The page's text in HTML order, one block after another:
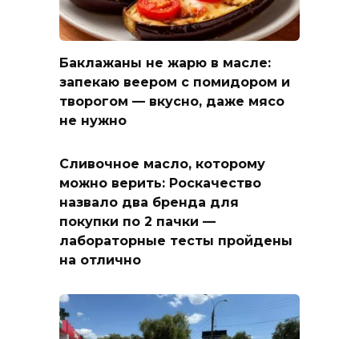
Баклажаны не жарю в масле:
запекаю веером с помидором и
творогом — вкусно, даже мясо
не нужно
Сливочное масло, которому
можно верить: Роскачество
назвало два бренда для
покупки по 2 пачки —
лабораторные тесты пройдены
на отлично